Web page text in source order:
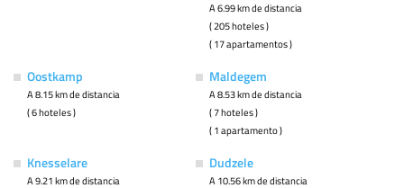
A 6.99 km de distancia
( 205 hoteles )
( 17 apartamentos )
Oostkamp
A 8.15 km de distancia
( 6 hoteles )
Maldegem
A 8.53 km de distancia
( 7 hoteles )
( 1 apartamento )
Knesselare
A 9.21 km de distancia
Dudzele
A 10.56 km de distancia